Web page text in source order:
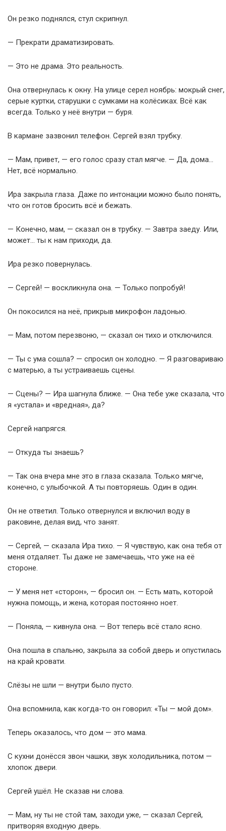
Он резко поднялся, стул скрипнул.
— Прекрати драматизировать.
— Это не драма. Это реальность.
Она отвернулась к окну. На улице серел ноябрь: мокрый снег,
серые куртки, старушки с сумками на колёсиках. Всё как
всегда. Только у неё внутри — буря.
В кармане зазвонил телефон. Сергей взял трубку.
— Мам, привет, — его голос сразу стал мягче. — Да, дома…
Нет, всё нормально.
Ира закрыла глаза. Даже по интонации можно было понять,
что он готов бросить всё и бежать.
— Конечно, мам, — сказал он в трубку. — Завтра заеду. Или,
может… ты к нам приходи, да.
Ира резко повернулась.
— Сергей! — воскликнула она. — Только попробуй!
Он покосился на неё, прикрыв микрофон ладонью.
— Мам, потом перезвоню, — сказал он тихо и отключился.
— Ты с ума сошла? — спросил он холодно. — Я разговариваю
с матерью, а ты устраиваешь сцены.
— Сцены? — Ира шагнула ближе. — Она тебе уже сказала, что
я «устала» и «вредная», да?
Сергей напрягся.
— Откуда ты знаешь?
— Так она вчера мне это в глаза сказала. Только мягче,
конечно, с улыбочкой. А ты повторяешь. Один в один.
Он не ответил. Только отвернулся и включил воду в
раковине, делая вид, что занят.
— Сергей, — сказала Ира тихо. — Я чувствую, как она тебя от
меня отдаляет. Ты даже не замечаешь, что уже на её
стороне.
— У меня нет «сторон», — бросил он. — Есть мать, которой
нужна помощь, и жена, которая постоянно ноет.
— Поняла, — кивнула она. — Вот теперь всё стало ясно.
Она пошла в спальню, закрыла за собой дверь и опустилась
на край кровати.
Слёзы не шли — внутри было пусто.
Она вспомнила, как когда-то он говорил: «Ты — мой дом».
Теперь оказалось, что дом — это мама.
С кухни донёсся звон чашки, звук холодильника, потом —
хлопок двери.
Сергей ушёл. Не сказав ни слова.
— Мам, ну ты не стой там, заходи уже, — сказал Сергей,
притворяя входную дверь.